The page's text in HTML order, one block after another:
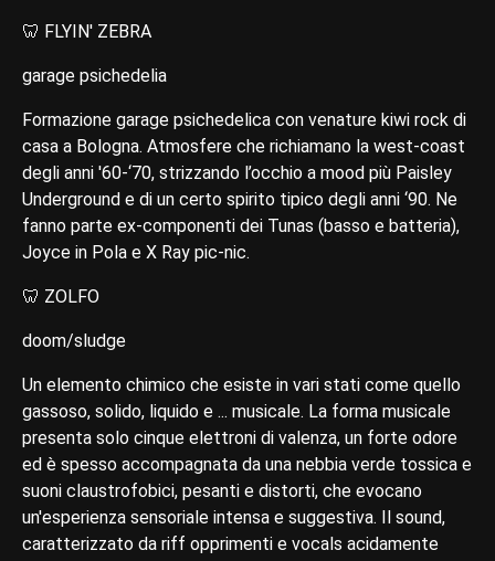
🦷 FLYIN' ZEBRA
garage psichedelia
Formazione garage psichedelica con venature kiwi rock di
casa a Bologna. Atmosfere che richiamano la west-coast
degli anni '60-‘70, strizzando l’occhio a mood più Paisley
Underground e di un certo spirito tipico degli anni ‘90. Ne
fanno parte ex-componenti dei Tunas (basso e batteria),
Joyce in Pola e X Ray pic-nic.
🦷 ZOLFO
doom/sludge
Un elemento chimico che esiste in vari stati come quello
gassoso, solido, liquido e ... musicale. La forma musicale
presenta solo cinque elettroni di valenza, un forte odore
ed è spesso accompagnata da una nebbia verde tossica e
suoni claustrofobici, pesanti e distorti, che evocano
un'esperienza sensoriale intensa e suggestiva. Il sound,
caratterizzato da riff opprimenti e vocals acidamente